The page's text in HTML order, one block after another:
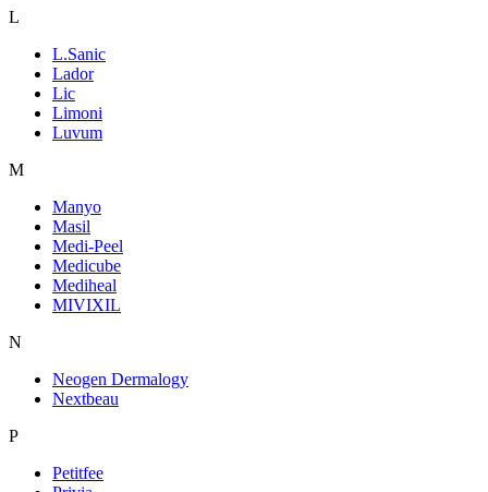
L
L.Sanic
Lador
Lic
Limoni
Luvum
M
Manyo
Masil
Medi-Peel
Medicube
Mediheal
MIVIXIL
N
Neogen Dermalogy
Nextbeau
P
Petitfee